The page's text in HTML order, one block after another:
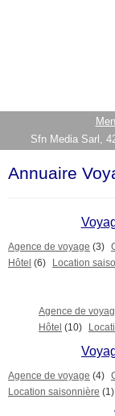
Sfn Media Sarl,
Annuaire
Agence de voyage (3)
Hôtel (6) Location
Agence de
Hôtel (10)
Agence de voyage (4)
Location saisonnière (1)